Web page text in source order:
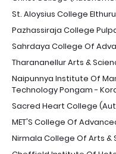
St. Aloysius College
Pazhassiraja College
Sahrdaya College Of
Tharananellur Arts &
Naipunnya Institute Of
Technology Pongam -
Sacred Heart College
MET'S College Of
Nirmala College Of Arts &